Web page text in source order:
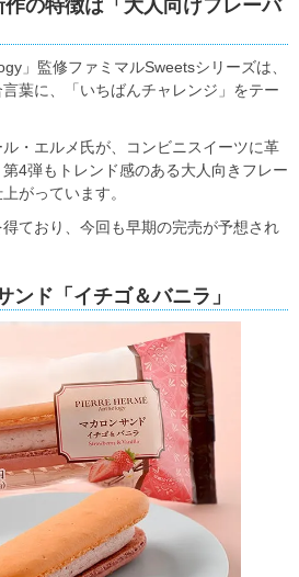
の特徴は「大人向けフレーバ
」監修ファミマルSweetsシリーズは、
言葉に、「いちばんチャレンジ」をテー
・エルメ氏が、コンビニスイーツに革
4弾もトレンド感のある大人向きフレー
がっています。
ており、今回も早期の完売が予想され
ンド「イチゴ＆バニラ」